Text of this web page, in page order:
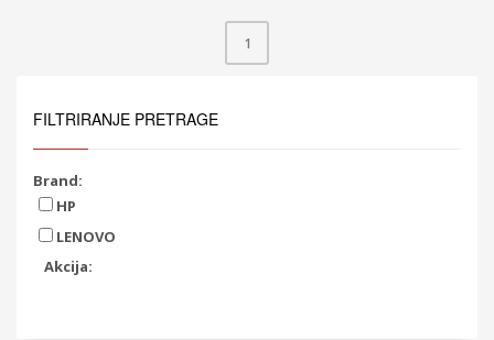
1
FILTRIRANJE PRETRAGE
Brand:
HP
LENOVO
Akcija: